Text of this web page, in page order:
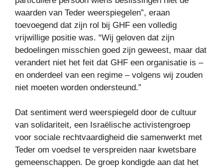
waarden van Teder weerspiegelen”, eraan
toevoegend dat zijn rol bij GHF een volledig
vrijwillige positie was. “Wij geloven dat zijn
bedoelingen misschien goed zijn geweest, maar dat
verandert niet het feit dat GHF een organisatie is –
en onderdeel van een regime – volgens wij zouden
niet moeten worden ondersteund.”
Dat sentiment werd weerspiegeld door de cultuur
van solidariteit, een Israëlische activistengroep
voor sociale rechtvaardigheid die samenwerkt met
Teder om voedsel te verspreiden naar kwetsbare
gemeenschappen. De groep kondigde aan dat het